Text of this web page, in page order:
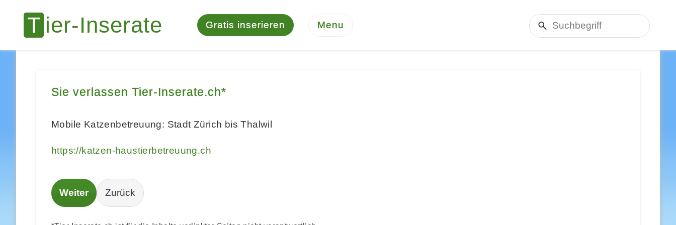
Gratis inserieren Menu
Sie verlassen Tier-Inserate.ch*
Mobile Katzenbetreuung: Stadt Zürich bis Thalwil
https://katzen-haustierbetreuung.ch
Weiter Zurück